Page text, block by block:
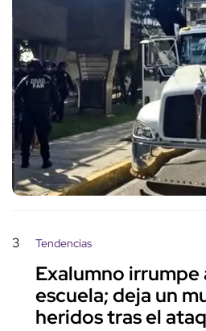
3 Tendencias
Exalumno irrumpe
escuela; deja un
heridos tras el